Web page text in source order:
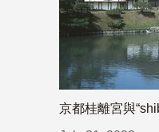
京都桂離宮與